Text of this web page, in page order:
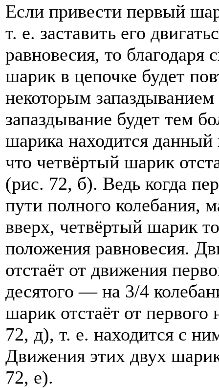
Если привести первый
т. е. заставить его
равновесия, то
шарик в цепочке будет
некоторым
запаздывание будет тем
шарика находится
что четвёртый шарик
(рис. 72, б). Ведь когда
пути полного колебания,
вверх, четвёртый шарик
положения равновесия.
отстаёт от движения
десятого — на 3/4
шарик отстаёт от первого
72, д), т. е. находится с
Движения этих двух
72, е).